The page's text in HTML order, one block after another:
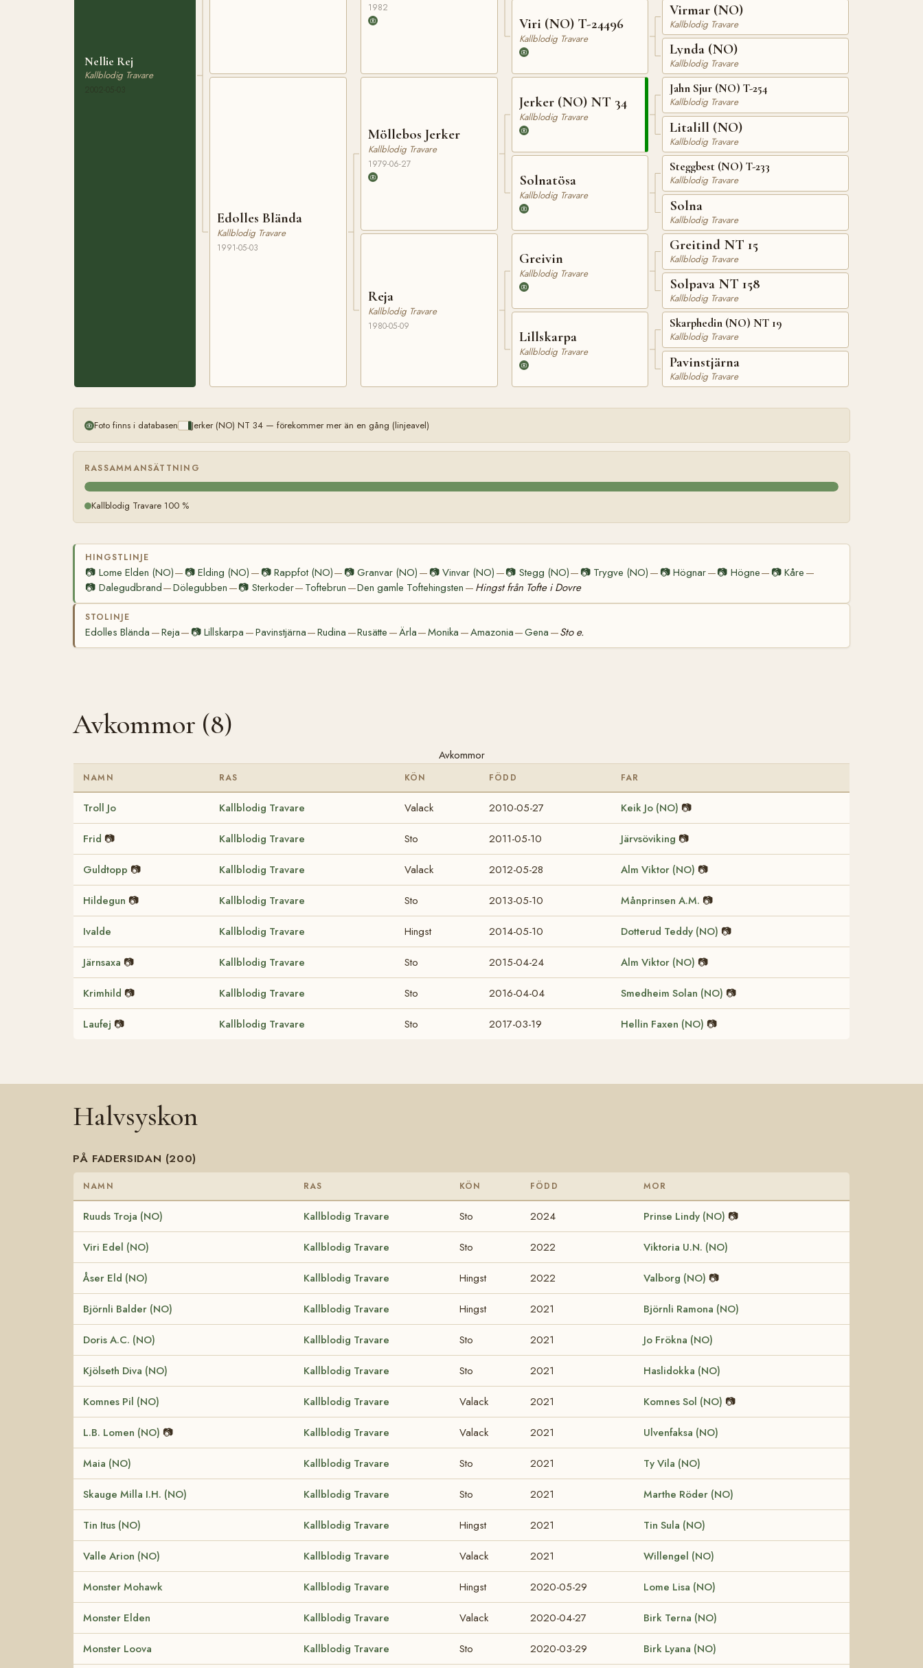
Nellie Rej
Kallblodig Travare
Edolles Blända
Kallblodig Travare
1991-05-03
1982
Möllebos Jerker
Kallblodig Travare
1979-06-27
Reja
Kallblodig Travare
1980-05-09
Viri (NO) T-24496
Kallblodig Travare
Jerker (NO) NT 34
Kallblodig Travare
Solnatösa
Kallblodig Travare
Greivin
Kallblodig Travare
Lillskarpa
Kallblodig Travare
Virmar (NO)
Kallblodig Travare
Lynda (NO)
Kallblodig Travare
Jahn Sjur (NO) T-254
Kallblodig Travare
Litalill (NO)
Kallblodig Travare
Steggbest (NO) T-233
Kallblodig Travare
Solna
Kallblodig Travare
Greitind NT 15
Kallblodig Travare
Solpava NT 158
Kallblodig Travare
Skarphedin (NO) NT 19
Kallblodig Travare
Pavinstjärna
Kallblodig Travare
Foto finns i databasen Jerker (NO) NT 34 — förekommer mer än en gång (linjeavel)
RASSAMMANSÄTTNING
Kallblodig Travare 100 %
HINGSTLINJE
📷 Lome Elden (NO)— 📷Elding (NO) — 📷 Rappfot (NO)— 📷 Granvar (NO) — 📷Vinvar (NO) —📷 Stegg (NO)— 📷 Trygve (NO) — 📷Högnar—📷 Högne— 📷Kåre —
📷 Dalegudbrand—Dölegubben —📷 Sterkoder— Toftebrun —Den gamle Toftehingsten — Hingst från Tofte i Dovre
STOLINJE
Edolles Blända —Reja— 📷Lillskarpa —Pavinstjärna—Rudina —Rusätte —Ärla—Monika —Amazonia—Gena —Sto e.
Avkommor (8)
Avkommor
NAMN RAS KÖN FÖDD FAR
Troll Jo Kallblodig Travare Valack 2010-05-27 Keik Jo (NO) 📷
Frid 📷 Kallblodig Travare Sto 2011-05-10 Järvsöviking 📷
Guldtopp 📷 Kallblodig Travare Valack 2012-05-28 Alm Viktor (NO) 📷
Hildegun 📷 Kallblodig Travare Sto 2013-05-10 Månprinsen A.M. 📷
Ivalde Kallblodig Travare Hingst 2014-05-10 Dotterud Teddy (NO) 📷
Järnsaxa 📷 Kallblodig Travare Sto 2015-04-24 Alm Viktor (NO) 📷
Krimhild 📷 Kallblodig Travare Sto 2016-04-04 Smedheim Solan (NO) 📷
Laufej 📷 Kallblodig Travare Sto 2017-03-19 Hellin Faxen (NO) 📷
Halvsyskon
PÅ FADERSIDAN (200)
NAMN RAS KÖN FÖDD MOR
Ruuds Troja (NO) Kallblodig Travare Sto 2024 Prinse Lindy (NO) 📷
Viri Edel (NO) Kallblodig Travare Sto 2022 Viktoria U.N. (NO)
Åser Eld (NO) Kallblodig Travare Hingst 2022 Valborg (NO) 📷
Björnli Balder (NO) Kallblodig Travare Hingst 2021 Björnli Ramona (NO)
Doris A.C. (NO) Kallblodig Travare Sto 2021 Jo Frökna (NO)
Kjölseth Diva (NO) Kallblodig Travare Sto 2021 Haslidokka (NO)
Komnes Pil (NO) Kallblodig Travare Valack 2021 Komnes Sol (NO) 📷
L.B. Lomen (NO) 📷 Kallblodig Travare Valack 2021 Ulvenfaksa (NO)
Maia (NO) Kallblodig Travare Sto 2021 Ty Vila (NO)
Skauge Milla I.H. (NO) Kallblodig Travare Sto 2021 Marthe Röder (NO)
Tin Itus (NO) Kallblodig Travare Hingst 2021 Tin Sula (NO)
Valle Arion (NO) Kallblodig Travare Valack 2021 Willengel (NO)
Monster Mohawk Kallblodig Travare Hingst 2020-05-29 Lome Lisa (NO)
Monster Elden Kallblodig Travare Valack 2020-04-27 Birk Terna (NO)
Monster Loova Kallblodig Travare Sto 2020-03-29 Birk Lyana (NO)